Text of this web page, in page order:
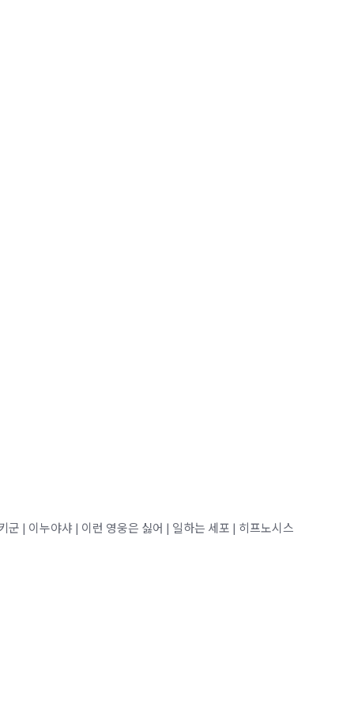
| 이누야샤 | 이런 영웅은 싫어 | 일하는 세포 | 히프노시스